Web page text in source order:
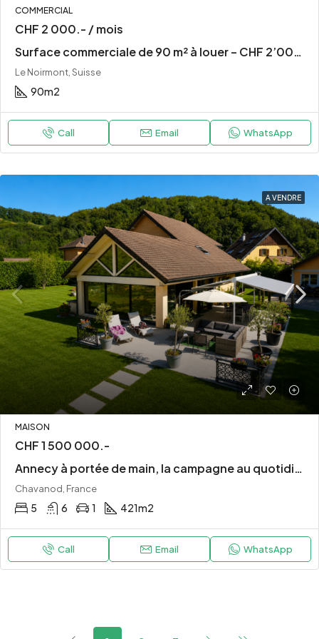
COMMERCIAL
CHF 2 000.- / mois
Surface commerciale de 90 m² à louer – CHF 2’000.– / mois – Le Noirmont
Le Noirmont, Suisse
90m2
Call Email WhatsApp
A VENDRE
MAISON
CHF 1 500 000.-
Annecy à portée de main, la campagne au quotidien
Chavanod, France
5 6 1 421m2
Call Email WhatsApp